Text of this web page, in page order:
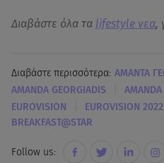
Διαβάστε όλα τα lifestyle νεα,
Διαβάστε περισσότερα: ΑΜΑΝΤΑ
AMANDA GEORGIADIS AMANDA
EUROVISION EUROVISION 2022
BREAKFAST@STAR
Follow us: